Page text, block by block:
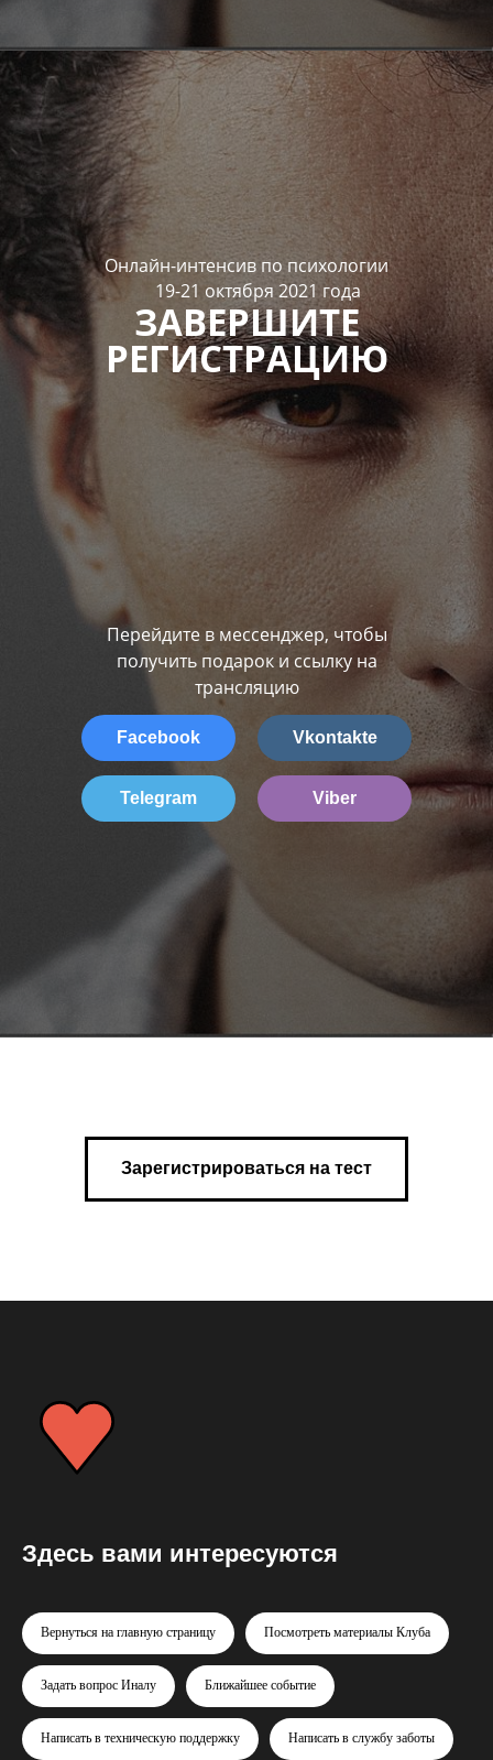
Перейдите в мессенджер, чтобы
получить подарок и ссылку на
трансляцию
ЗАВЕРШИТЕ
РЕГИСТРАЦИЮ
Telegram
Онлайн-интенсив по психологии
Vkontakte
Facebook
Viber
19-21 октября 2021 года
Зарегистрироваться на тест
Здесь вами интересуются
Вернуться на главную страницу Посмотреть материалы Клуба
Задать вопрос Иналу Ближайшее событие
Написать в техническую поддержку Написать в службу заботы